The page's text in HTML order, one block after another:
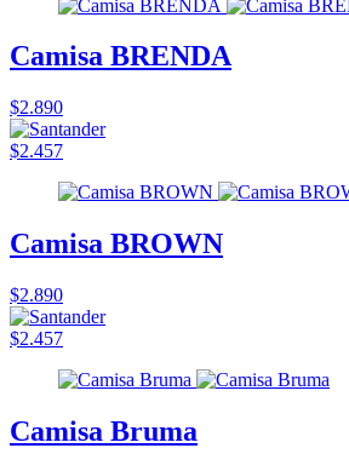
Camisa BRENDA
$2.890
$2.457
Camisa BROWN
$2.890
$2.457
Camisa Bruma